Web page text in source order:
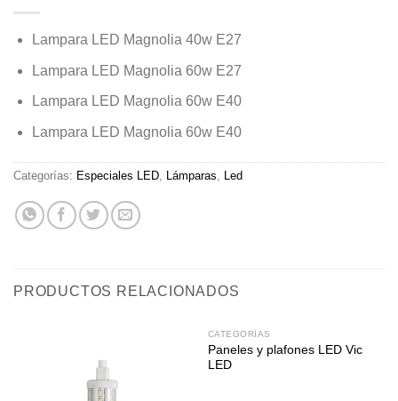
Lampara LED Magnolia 40w E27
Lampara LED Magnolia 60w E27
Lampara LED Magnolia 60w E40
Lampara LED Magnolia 60w E40
Categorías: Especiales LED Lámparas Led
PRODUCTOS RELACIONADOS
CATEGORÍAS
Paneles y plafones LED Vic
LED